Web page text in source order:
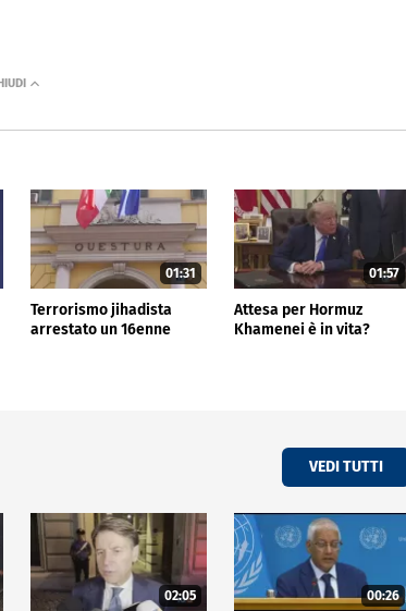
01:31
Terrorismo jihadista
arrestato un 16enne
01:57
Attesa per Hormuz
Khamenei è in vita?
VEDI TUTTI
02:05 00:26